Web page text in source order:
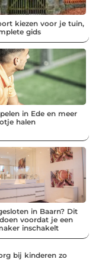
kiezen voor je tuin,
gids
in Ede en meer
halen
in Baarn? Dit
voordat je een
inschakelt
bij kinderen zo